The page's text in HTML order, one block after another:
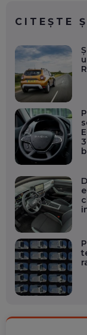
CITEȘTE